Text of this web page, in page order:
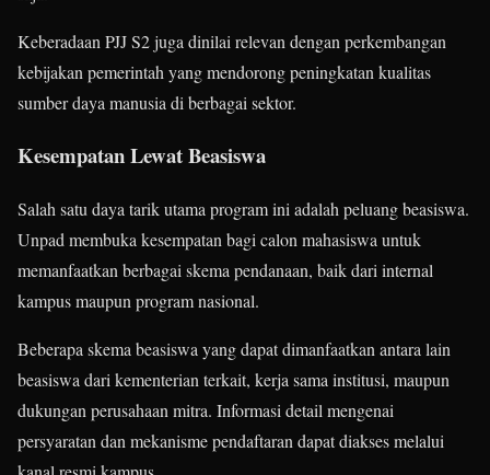
Keberadaan PJJ S2 juga dinilai relevan dengan perkembangan
kebijakan pemerintah yang mendorong peningkatan kualitas
sumber daya manusia di berbagai sektor.
Kesempatan Lewat Beasiswa
Salah satu daya tarik utama program ini adalah peluang beasiswa.
Unpad membuka kesempatan bagi calon mahasiswa untuk
memanfaatkan berbagai skema pendanaan, baik dari internal
kampus maupun program nasional.
Beberapa skema beasiswa yang dapat dimanfaatkan antara lain
beasiswa dari kementerian terkait, kerja sama institusi, maupun
dukungan perusahaan mitra. Informasi detail mengenai
persyaratan dan mekanisme pendaftaran dapat diakses melalui